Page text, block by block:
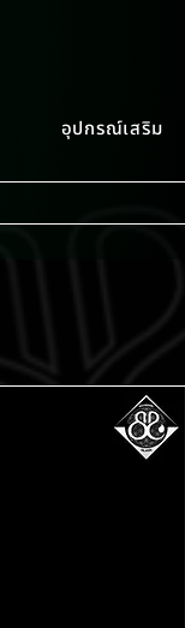
อุปกรณ์เสริม